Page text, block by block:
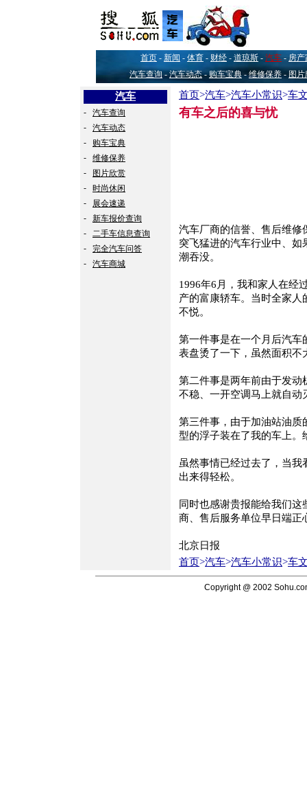
首页 - 新闻 - 体育 - 财经 - 道琼斯 - 汽车 - 房产
汽车查询 - 汽车动态 - 购车宝典 - 维修保养 - 图
汽车
-
汽车查询
-
汽车动态
-
购车宝典
-
维修保养
-
图片欣赏
-
时尚休闲
-
展会速递
-
新车报价查询
-
二手车信息查询
-
完全汽车问答
-
汽车商城
首页>汽车>汽车小常识>车
有车之后的喜与忧
汽车厂商的信誉、售后维修
突飞猛进的汽车行业中、
潮吞没。
1996年6月，我和家人在经
产的富康轿车。当时全家
不悦。
第一件事是在一个月后汽车
表盘烫了一下，虽然面积不
第二件事是两年前由于发动
不稳、一开空调马上就自动
第三件事，由于加油站油质
型的浮子装在了我的车上。
虽然事情已经过去了，当我
出来得轻松。
同时也感谢贵报能给我们
商、售后服务单位早日端正
北京日报
首页>汽车>汽车小常识>车
Copyright @ 2002